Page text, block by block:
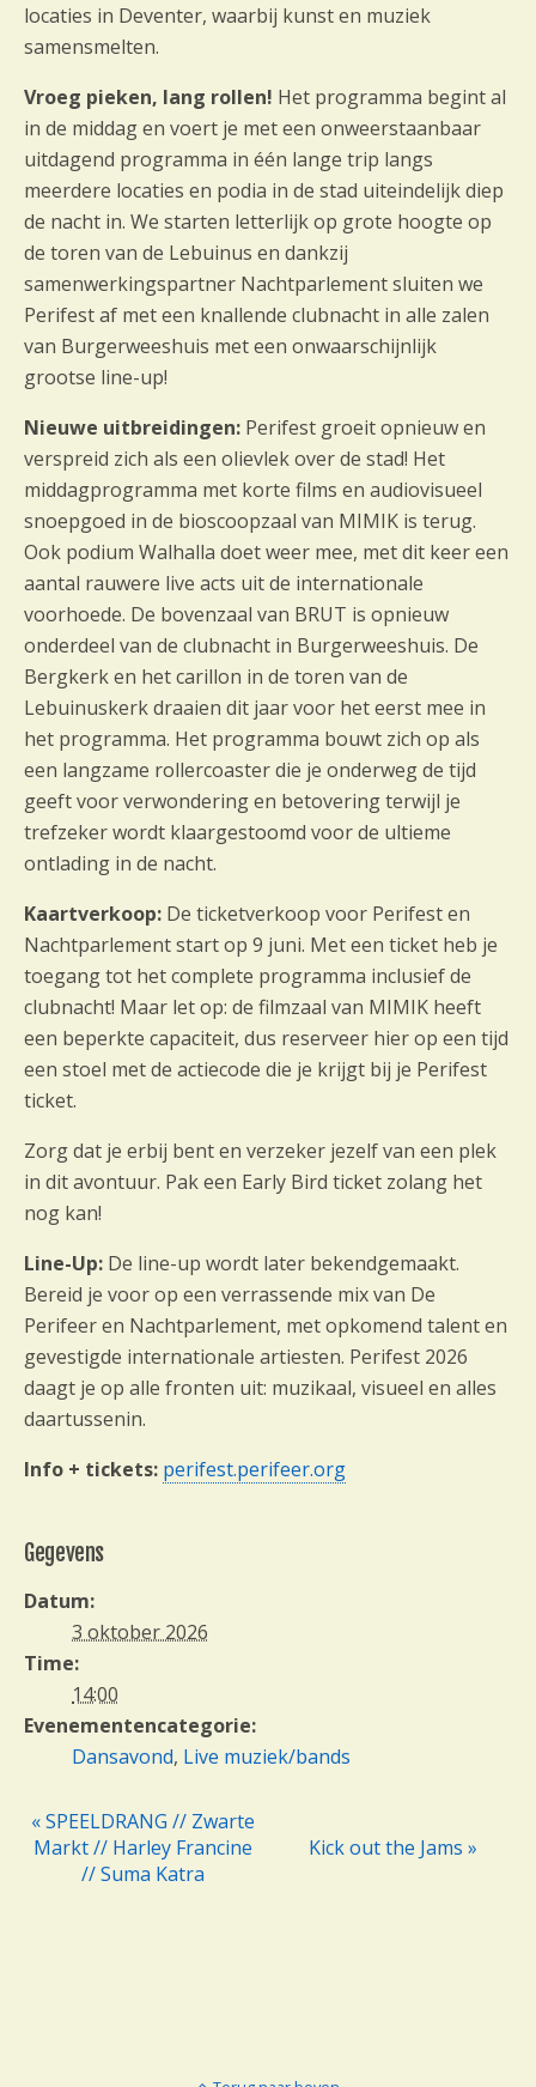
locaties in Deventer, waarbij kunst en muziek
samensmelten.
Vroeg pieken, lang rollen! Het programma begint al
in de middag en voert je met een onweerstaanbaar
uitdagend programma in één lange trip langs
meerdere locaties en podia in de stad uiteindelijk diep
de nacht in. We starten letterlijk op grote hoogte op
de toren van de Lebuinus en dankzij
samenwerkingspartner Nachtparlement sluiten we
Perifest af met een knallende clubnacht in alle zalen
van Burgerweeshuis met een onwaarschijnlijk
grootse line-up!
Nieuwe uitbreidingen: Perifest groeit opnieuw en
verspreid zich als een olievlek over de stad! Het
middagprogramma met korte films en audiovisueel
snoepgoed in de bioscoopzaal van MIMIK is terug.
Ook podium Walhalla doet weer mee, met dit keer een
aantal rauwere live acts uit de internationale
voorhoede. De bovenzaal van BRUT is opnieuw
onderdeel van de clubnacht in Burgerweeshuis. De
Bergkerk en het carillon in de toren van de
Lebuinuskerk draaien dit jaar voor het eerst mee in
het programma. Het programma bouwt zich op als
een langzame rollercoaster die je onderweg de tijd
geeft voor verwondering en betovering terwijl je
trefzeker wordt klaargestoomd voor de ultieme
ontlading in de nacht.
Kaartverkoop: De ticketverkoop voor Perifest en
Nachtparlement start op 9 juni. Met een ticket heb je
toegang tot het complete programma inclusief de
clubnacht! Maar let op: de filmzaal van MIMIK heeft
een beperkte capaciteit, dus reserveer hier op een tijd
een stoel met de actiecode die je krijgt bij je Perifest
ticket.
Zorg dat je erbij bent en verzeker jezelf van een plek
in dit avontuur. Pak een Early Bird ticket zolang het
nog kan!
Line-Up: De line-up wordt later bekendgemaakt.
Bereid je voor op een verrassende mix van De
Perifeer en Nachtparlement, met opkomend talent en
gevestigde internationale artiesten. Perifest 2026
daagt je op alle fronten uit: muzikaal, visueel en alles
daartussenin.
Info + tickets: perifest.perifeer.org
Gegevens
Datum:
3 oktober 2026
Time:
14:00
Evenementencategorie:
Dansavond, Live muziek/bands
« SPEELDRANG // Zwarte
Markt // Harley Francine
// Suma Katra
Kick out the Jams »